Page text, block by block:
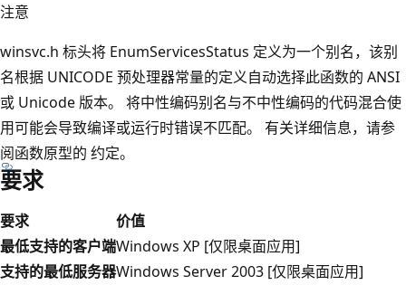
注意
winsvc.h 标头将 EnumServicesStatus 定义为一个别名，该别
名根据 UNICODE 预处理器常量的定义自动选择此函数的 ANSI
或 Unicode 版本。 将中性编码别名与不中性编码的代码混合使
用可能会导致编译或运行时错误不匹配。 有关详细信息，请参
阅函数原型的 约定。
要求
要求
价值
最低支持的客户端Windows XP [仅限桌面应用]
支持的最低服务器Windows Server 2003 [仅限桌面应用]